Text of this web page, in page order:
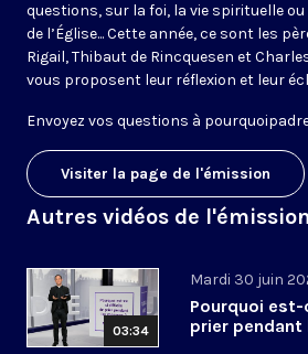
questions, sur la foi, la vie spirituelle
de l’Église... Cette année, ce sont les
Rigail, Thibaut de Rincquesen et
vous proposent leur réflexion et leur
Envoyez vos questions à
Visiter la page de l'émission
Autres vidéos de l'émission
03:34
Mardi 30 juin
Pourquoi
prier pendant